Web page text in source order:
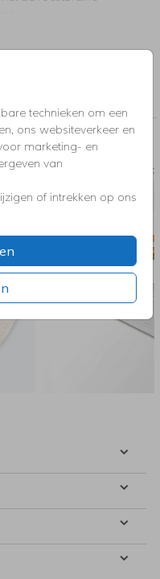
technieken om een
ons websiteverkeer en
marketing- en
van
of intrekken op ons
jou